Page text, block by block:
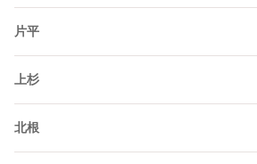
片平
上杉
北根